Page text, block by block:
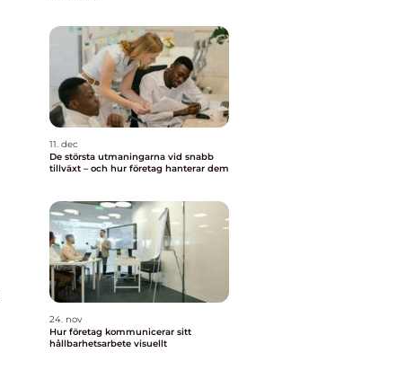
11. dec
De största utmaningarna vid snabb
tillväxt – och hur företag hanterar dem
24. nov
Hur företag kommunicerar sitt
hållbarhetsarbete visuellt